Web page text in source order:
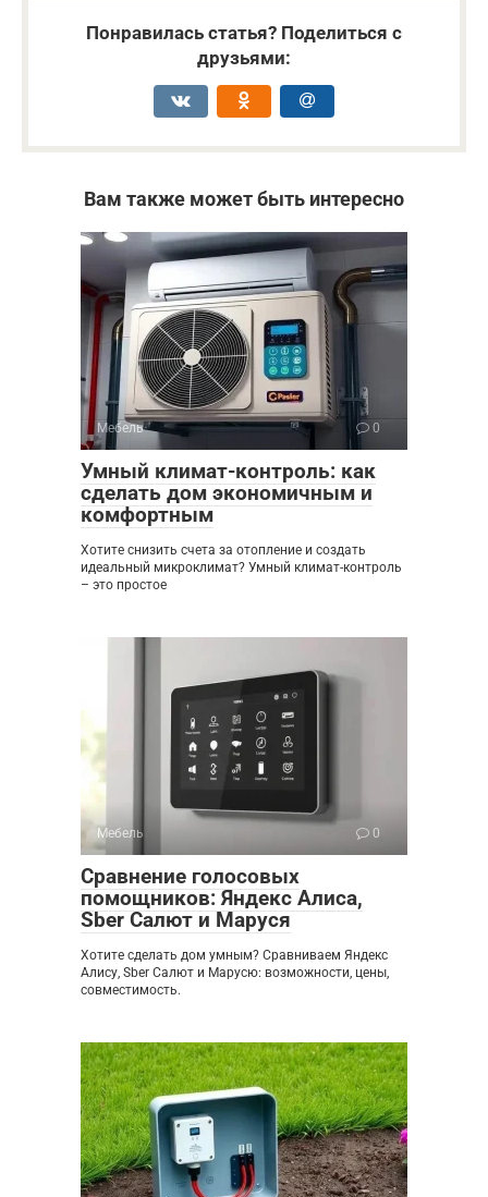
Понравилась статья? Поделиться с
друзьями:
Вам также может быть интересно
Мебель 0
Умный климат-контроль: как
сделать дом экономичным и
комфортным
Хотите снизить счета за отопление и создать
идеальный микроклимат? Умный климат-контроль
– это простое
Мебель 0
Сравнение голосовых
помощников: Яндекс Алиса,
Sber Салют и Маруся
Хотите сделать дом умным? Сравниваем Яндекс
Алису, Sber Салют и Марусю: возможности, цены,
совместимость.